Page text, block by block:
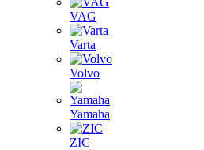
VAG
Varta
Volvo
Yamaha
ZIC